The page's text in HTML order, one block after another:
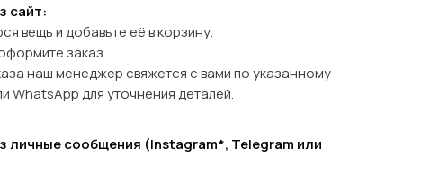
сайт:
вещь и добавьте её в корзину.
заказ.
наш менеджер свяжется с вами по указанному
WhatsAppдля уточнения деталей.
личные сообщения (Instagram*, Telegram или